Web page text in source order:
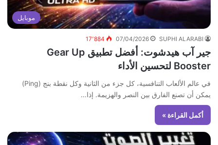
موبايل
SUPHI ALARABI
07/04/2026 17٬884
جير آب هيدشوت: أفضل تطبيق Gear Up
Booster لتحسين الأداء
في عالم الألعاب التنافسية، كل جزء من الثانية وكل نقطة بنج (Ping)
يمكن أن تصنع الفارق بين النصر والهزيمة. إذا…
أكمل القراءة »